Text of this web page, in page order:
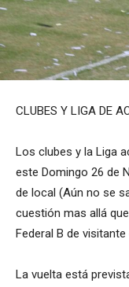
CLUBES Y LIGA DE
Los clubes y la Liga
este Domingo 26 de
de local (Aún no se
cuestión mas allá
Federal B de visitante
La vuelta está